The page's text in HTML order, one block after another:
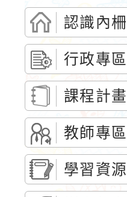
認識內柵
行政專區
課程計畫
教師專區
學習資源